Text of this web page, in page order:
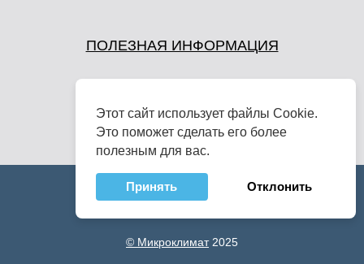
ПОЛЕЗНАЯ ИНФОРМАЦИЯ
© Микроклимат2025
Этот сайт использует файлы Cookie.
Это поможет сделать его более
полезным для вас.
Принять Отклонить